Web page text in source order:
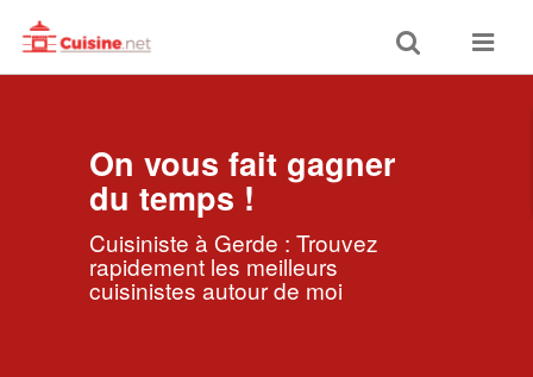
Toggle
search
Toggle
On vous fait gagner
du temps !
Cuisiniste à Gerde : Trouvez
rapidement les meilleurs
cuisinistes autour de moi